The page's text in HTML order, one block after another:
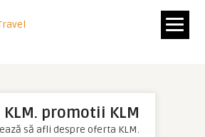
promotii KLM
să afli despre oferta KLM.